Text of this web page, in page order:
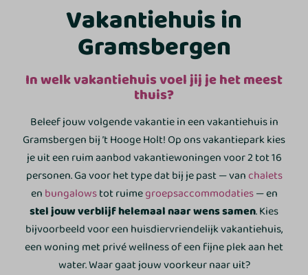
Vakantiehuis in
Gramsbergen
In welk vakantiehuis voel jij je het meest
thuis?
Beleef jouw volgende vakantie in een vakantiehuis in
Gramsbergen bij ’t Hooge Holt! Op ons vakantiepark kies
je uit een ruim aanbod vakantiewoningen voor 2 tot 16
personen. Ga voor het type dat bij je past — vanchalets
en bungalowstot ruimegroepsaccommodaties— en
stel jouw verblijf helemaal naar wens samen. Kies
bijvoorbeeld voor een huisdiervriendelijk vakantiehuis,
een woning met privé wellness of een fijne plek aan het
water. Waar gaat jouw voorkeur naar uit?